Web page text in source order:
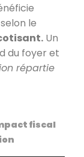
le
Un
du foyer et
répartie
fiscal